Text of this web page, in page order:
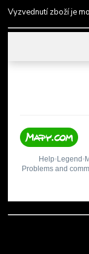
Vyzvednutí zboží je